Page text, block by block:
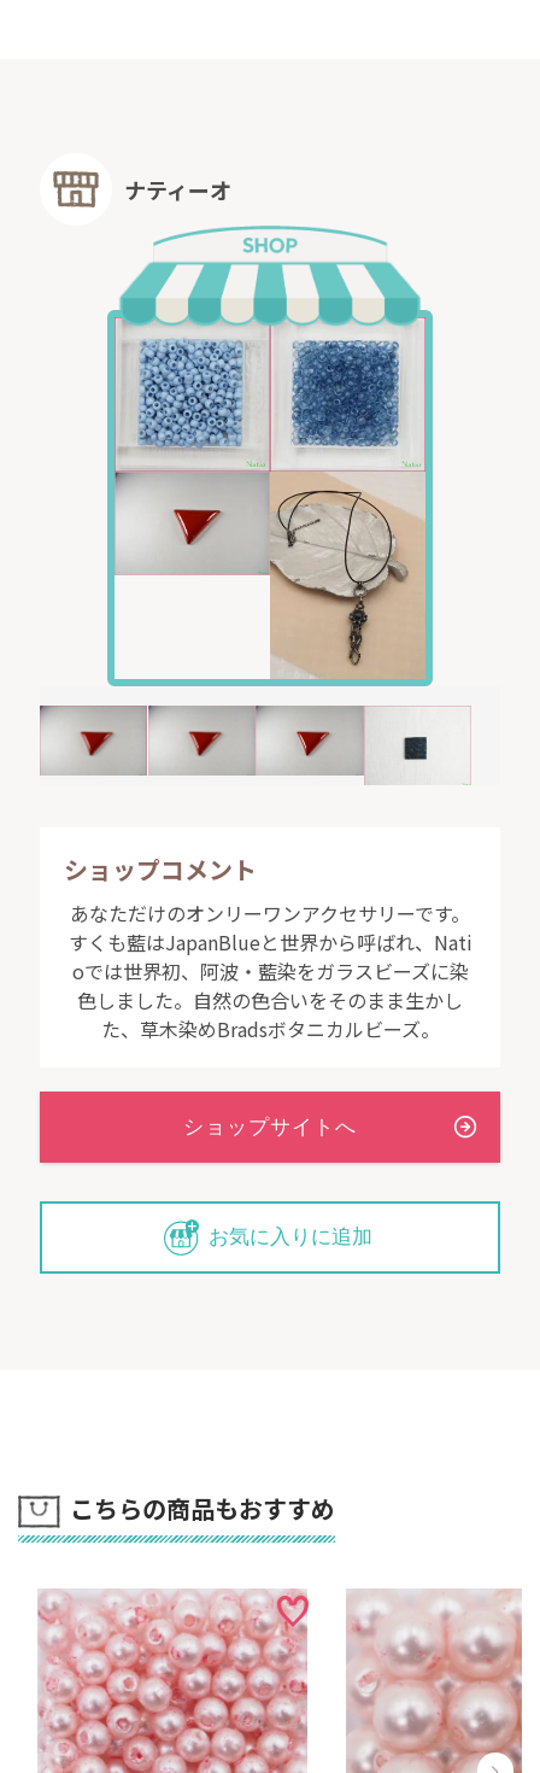
ナティーオ
ショップコメント
あなただけのオンリーワンアクセサリーです。
すくも藍はJapanBlueと世界から呼ばれ、Nati
oでは世界初、阿波・藍染をガラスビーズに染
色しました。自然の色合いをそのまま生かし
た、草木染めBradsボタニカルビーズ。
お気に入りに追加
こちらの商品もおすすめ